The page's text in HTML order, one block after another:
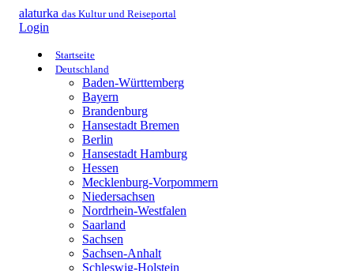
alaturka das Kultur und Reiseportal
Login
Startseite
Deutschland
Baden-Württemberg
Bayern
Brandenburg
Hansestadt Bremen
Berlin
Hansestadt Hamburg
Hessen
Mecklenburg-Vorpommern
Niedersachsen
Nordrhein-Westfalen
Saarland
Sachsen
Sachsen-Anhalt
Schleswig-Holstein